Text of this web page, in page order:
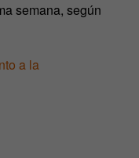
semana, según
a la